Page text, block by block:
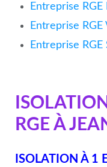
Entreprise
Entreprise RGE
Entreprise
RGE À
ISOLATION À 1